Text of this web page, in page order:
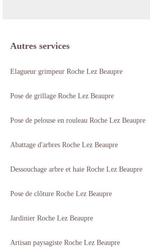
Autres services
Elagueur grimpeur Roche Lez Beaupre
Pose de grillage Roche Lez Beaupre
Pose de pelouse en rouleau Roche Lez Beaupre
Abattage d'arbres Roche Lez Beaupre
Dessouchage arbre et haie Roche Lez Beaupre
Pose de clôture Roche Lez Beaupre
Jardinier Roche Lez Beaupre
Artisan paysagiste Roche Lez Beaupre